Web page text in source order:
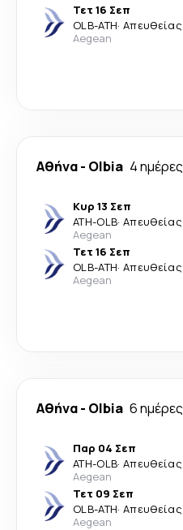
Τετ 16 Σεπ
OLB-ATH· Απευθείας
Aegean
Αθήνα- Olbia 4 ημέρες
Κυρ 13 Σεπ
ATH-OLB· Απευθείας
Aegean
Τετ 16 Σεπ
OLB-ATH· Απευθείας
Aegean
Αθήνα- Olbia 6 ημέρες
Παρ 04 Σεπ
ATH-OLB· Απευθείας
Aegean
Τετ 09 Σεπ
OLB-ATH· Απευθείας
Aegean